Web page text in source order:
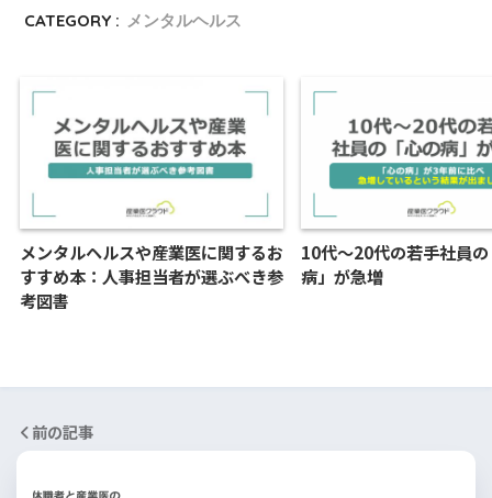
CATEGORY : メンタルヘルス
メンタルヘルスや産業医に関するお
すすめ本：人事担当者が選ぶべき参
考図書
10代～20代の若手社員
病」が急増
前の記事